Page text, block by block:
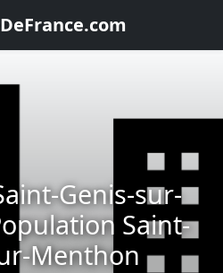
Genis-sur-
Saint-
Menthon